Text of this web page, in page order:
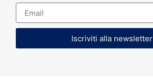
Iscriviti alla newsletter